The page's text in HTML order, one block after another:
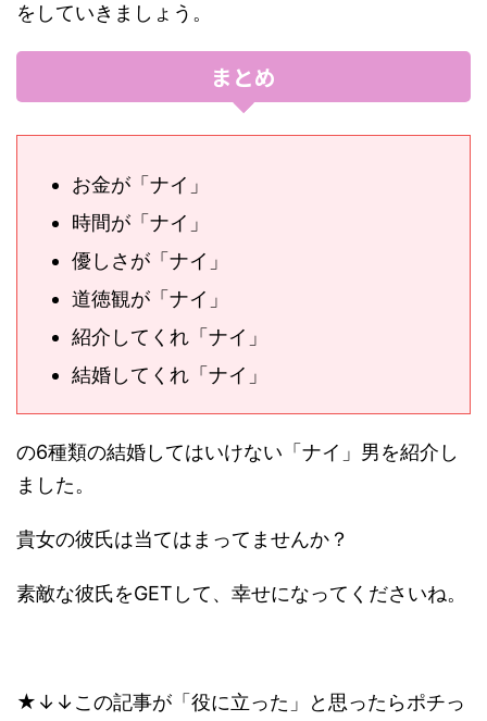
をしていきましょう。
まとめ
お金が「ナイ」
時間が「ナイ」
優しさが「ナイ」
道徳観が「ナイ」
紹介してくれ「ナイ」
結婚してくれ「ナイ」
の6種類の結婚してはいけない「ナイ」男を紹介し
ました。
貴女の彼氏は当てはまってませんか？
素敵な彼氏をGETして、幸せになってくださいね。
★↓↓この記事が「役に立った」と思ったらポチっ